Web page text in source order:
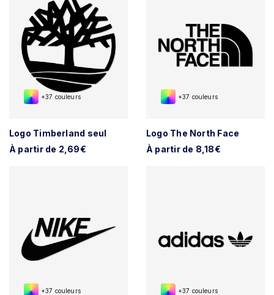
+37 couleurs
Logo Timberland seul
À partir de 2,69€
+37 couleurs
Logo The North Face
À partir de 8,18€
+37 couleurs +37 couleurs